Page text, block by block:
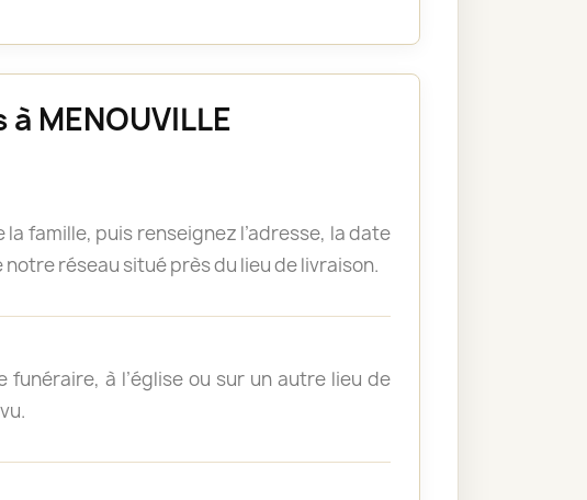
MENOUVILLE
famille, puis renseignez l’adresse, la date
réseau situé près du lieu de livraison.
à l’église ou sur un autre lieu de